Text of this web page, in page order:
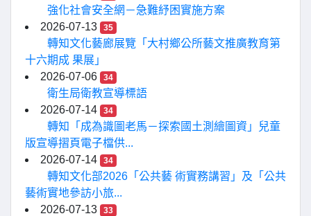
強化社會安全網－急難紓困實施方案
2026-07-13
35
轉知文化藝廊展覽「大村鄉公所藝文推廣教育第
十六期成 果展」
2026-07-06
34
衛生局衛教宣導標語
2026-07-14
34
轉知「成為識圖老馬－探索國土測繪圖資」兒童
版宣導摺頁電子檔供...
2026-07-14
34
轉知文化部2026「公共藝 術實務講習」及「公共
藝術實地參訪小旅...
2026-07-13
33